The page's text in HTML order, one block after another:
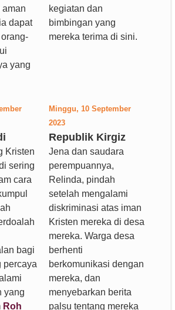
aman
dapat
yang
kegiatan dan
bimbingan yang
mereka terima di sini.
Kristen
sering
cara
bagi
percaya
yang
Roh
Minggu, 10 September
2023
Republik Kirgiz
Jena dan saudara
perempuannya,
Relinda, pindah
setelah mengalami
diskriminasi atas iman
Kristen mereka di desa
mereka. Warga desa
berhenti
berkomunikasi dengan
mereka, dan
menyebarkan berita
palsu tentang mereka